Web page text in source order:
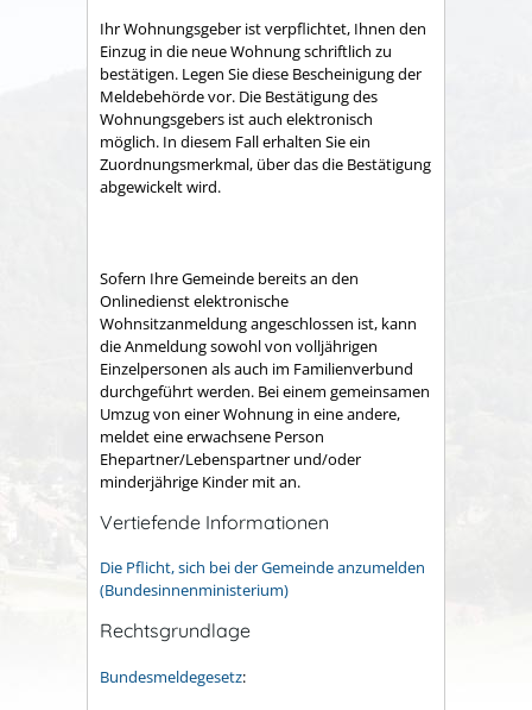
Ihr Wohnungsgeber ist verpflichtet, Ihnen den
Einzug in die neue Wohnung schriftlich zu
bestätigen. Legen Sie diese Bescheinigung der
Meldebehörde vor. Die Bestätigung des
Wohnungsgebers ist auch elektronisch
möglich. In diesem Fall erhalten Sie ein
Zuordnungsmerkmal, über das die Bestätigung
abgewickelt wird.
Sofern Ihre Gemeinde bereits an den
Onlinedienst elektronische
Wohnsitzanmeldung angeschlossen ist, kann
die Anmeldungsowohl von volljährigen
Einzelpersonen als auch im Familienverbund
durchgeführt werden. Bei einem gemeinsamen
Umzug von einer Wohnung in eine andere,
meldet eine erwachsene Person
Ehepartner/Lebenspartner und/oder
minderjährige Kinder mit an.
Vertiefende Informationen
Die Pflicht, sich bei der Gemeinde anzumelden
(Bundesinnenministerium)
Rechtsgrundlage
Bundesmeldegesetz: